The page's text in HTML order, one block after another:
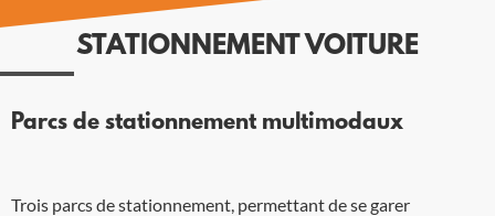
STATIONNEMENT VOITURE
Parcs de stationnement multimodaux
Trois parcs de stationnement, permettant de se garer